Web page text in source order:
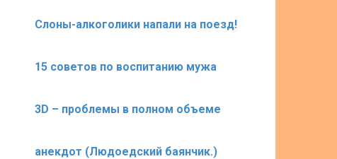
Слоны-алкоголики напали на поезд!
15 советов по воспитанию мужа
3D – проблемы в полном объеме
анекдот (Людоедский баянчик.)